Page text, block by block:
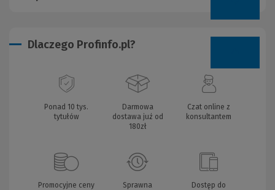
Dlaczego Profinfo.pl?
Ponad 10 tys.
tytułów
Darmowa
dostawa już od
180zł
Czat online z
konsultantem
Promocyjne ceny
Sprawna
Dostęp do